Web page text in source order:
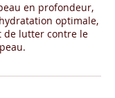
en profondeur,
optimale,
de lutter contre le